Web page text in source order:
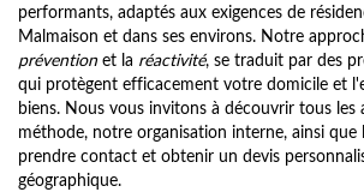
performants, adaptés aux exigences de
Malmaison et dans ses environs. Notre
préventionet la réactivité, se traduit par des
qui protègent efficacement votre domicile et
biens. Nous vous invitons à découvrir tous les
méthode, notre organisation interne, ainsi que
prendre contact et obtenir un devis
géographique.